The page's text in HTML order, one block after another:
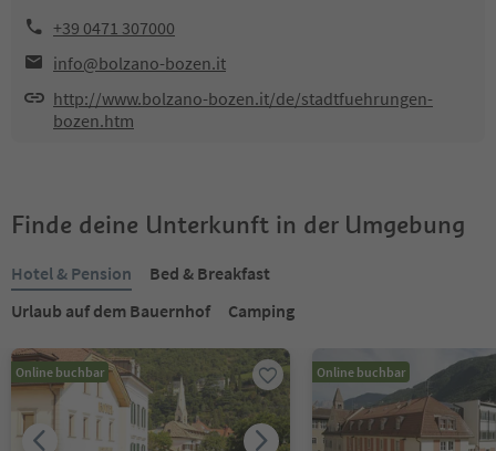
+39 0471 307000
info@bolzano-bozen.it
http://www.bolzano-bozen.it/de/stadtfuehrungen-
bozen.htm
Finde deine Unterkunft in der Umgebung
Hotel & Pension
Bed & Breakfast
Urlaub auf dem Bauernhof
Camping
Online buchbar Online buchbar